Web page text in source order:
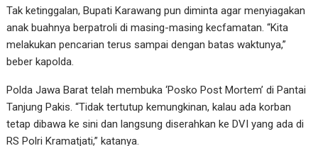
Tak ketinggalan, Bupati Karawang pun diminta agar menyiagakan
anak buahnya berpatroli di masing-masing kecfamatan. “Kita
melakukan pencarian terus sampai dengan batas waktunya,”
beber kapolda.
Polda Jawa Barat telah membuka ‘Posko Post Mortem’ di Pantai
Tanjung Pakis. “Tidak tertutup kemungkinan, kalau ada korban
tetap dibawa ke sini dan langsung diserahkan ke DVI yang ada di
RS Polri Kramatjati,” katanya.